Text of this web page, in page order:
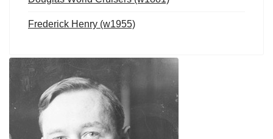
Frederick Henry (w1955)